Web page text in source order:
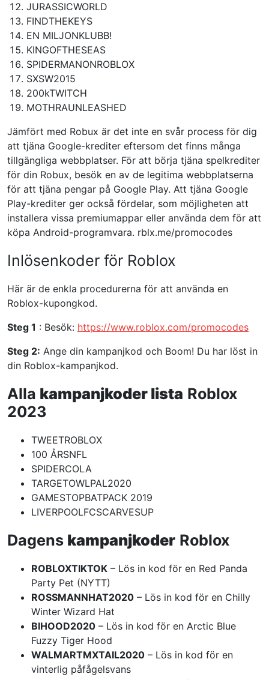
JURASSICWORLD
FINDTHEKEYS
EN MILJONKLUBB!
KINGOFTHESEAS
SPIDERMANONROBLOX
SXSW2015
200kTWITCH
MOTHRAUNLEASHED
Jämfört med Robux är det inte en svår process för dig
att tjäna Google-krediter eftersom det finns många
tillgängliga webbplatser. För att börja tjäna spelkrediter
för din Robux, besök en av de legitima webbplatserna
för att tjäna pengar på Google Play. Att tjäna Google
Play-krediter ger också fördelar, som möjligheten att
installera vissa premiumappar eller använda dem för att
köpa Android-programvara. rblx.me/promocodes
Inlösenkoder för Roblox
Här är de enkla procedurerna för att använda en
Roblox-kupongkod.
Steg 1 : Besök: https://www.roblox.com/promocodes
Steg 2: Ange din kampanjkod och Boom! Du har löst in
din Roblox-kampanjkod.
Alla kampanjkoder lista Roblox
2023
TWEETROBLOX
100 ÅRSNFL
SPIDERCOLA
TARGETOWLPAL2020
GAMESTOPBATPACK 2019
LIVERPOOLFCSCARVESUP
Dagens kampanjkoder Roblox
ROBLOXTIKTOK – Lös in kod för en Red Panda
Party Pet (NYTT)
ROSSMANNHAT2020 – Lös in kod för en Chilly
Winter Wizard Hat
BIHOOD2020 – Lös in kod för en Arctic Blue
Fuzzy Tiger Hood
WALMARTMXTAIL2020 – Lös in kod för en
vinterlig påfågelsvans